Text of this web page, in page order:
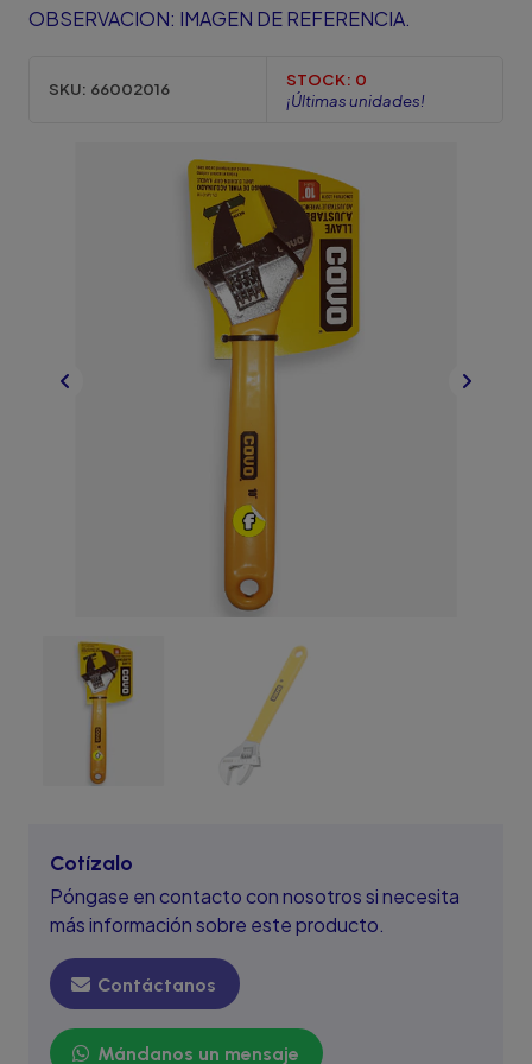
OBSERVACION: IMAGEN DE REFERENCIA.
SKU: 66002016 STOCK: 0
¡Últimas unidades!
Cotízalo
Póngase en contacto con nosotros si necesita
más información sobre este producto.
Contáctanos
Mándanos un mensaje